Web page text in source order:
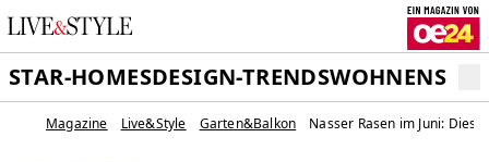
STAR-HOMESDESIGN-TRENDSWOHNEN
Magazine Live&Style Garten&Balkon Nasser Rasen im Juni: